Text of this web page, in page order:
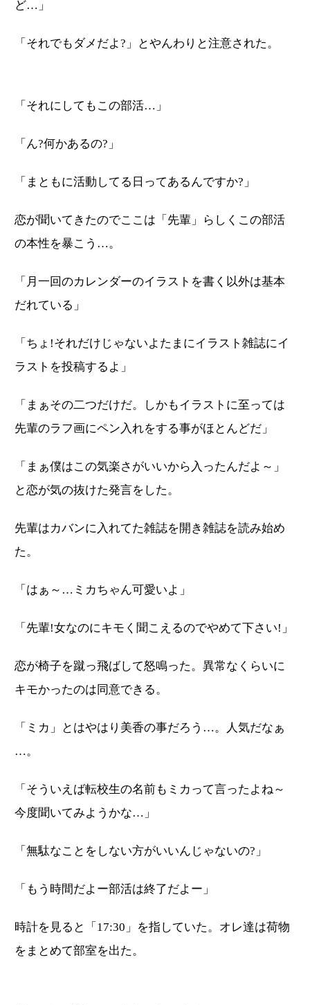
ど…」
「それでもダメだよ?」とやんわりと注意された。
「それにしてもこの部活…」
「ん?何かあるの?」
「まともに活動してる日ってあるんですか?」
恋が聞いてきたのでここは「先輩」らしくこの部活
の本性を暴こう…。
「月一回のカレンダーのイラストを書く以外は基本
だれている」
「ちょ!それだけじゃないよたまにイラスト雑誌にイ
ラストを投稿するよ」
「まぁその二つだけだ。しかもイラストに至っては
先輩のラフ画にペン入れをする事がほとんどだ」
「まぁ僕はこの気楽さがいいから入ったんだよ～」
と恋が気の抜けた発言をした。
先輩はカバンに入れてた雑誌を開き雑誌を読み始め
た。
「はぁ～…ミカちゃん可愛いよ」
「先輩!女なのにキモく聞こえるのでやめて下さい!」
恋が椅子を蹴っ飛ばして怒鳴った。異常なくらいに
キモかったのは同意できる。
「ミカ」とはやはり美香の事だろう…。人気だなぁ
…。
「そういえば転校生の名前もミカって言ったよね～
今度聞いてみようかな…」
「無駄なことをしない方がいいんじゃないの?」
「もう時間だよー部活は終了だよー」
時計を見ると「17:30」を指していた。オレ達は荷物
をまとめて部室を出た。